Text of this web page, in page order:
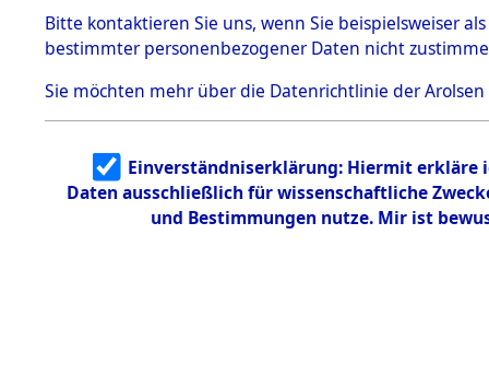
5.3.1 Alliierte
Erhebungen
zu
Todesmärsch
en
5.3.2
Identifizierun
g
5.3.3
Todesmärsch
Bitte kontaktieren Sie uns, wenn Sie beispielsweiser
bestimmter personenbezogener Daten nicht
Sie möchten mehr über die Datenrichtlinie der Arolsen
Einverständniserklärung: Hiermit erkläre
Daten ausschließlich für wissenschaftliche
und Bestimmungen nutze. Mir ist